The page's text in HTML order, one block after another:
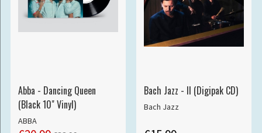
Abba - Dancing Queen
(Black 10" Vinyl)
ABBA
Bach Jazz - II (Digipak CD)
Bach Jazz